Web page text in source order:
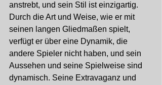
anstrebt, und sein Stil ist einzigartig.
Durch die Art und Weise, wie er mit
seinen langen Gliedmaßen spielt,
verfügt er über eine Dynamik, die
andere Spieler nicht haben, und sein
Aussehen und seine Spielweise sind
dynamisch. Seine Extravaganz und